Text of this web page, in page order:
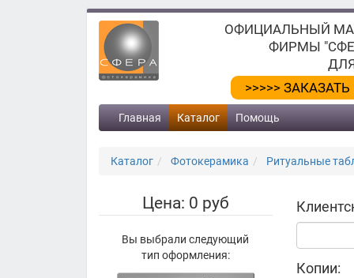
ОФИЦИАЛЬНЫЙ
ФИРМЫ
>>>>>
Главная Каталог Помощь
Каталог Фотокерамика Ритуальные
Цена: 0 руб
Вы выбрали следующий
тип оформления:
Копии: